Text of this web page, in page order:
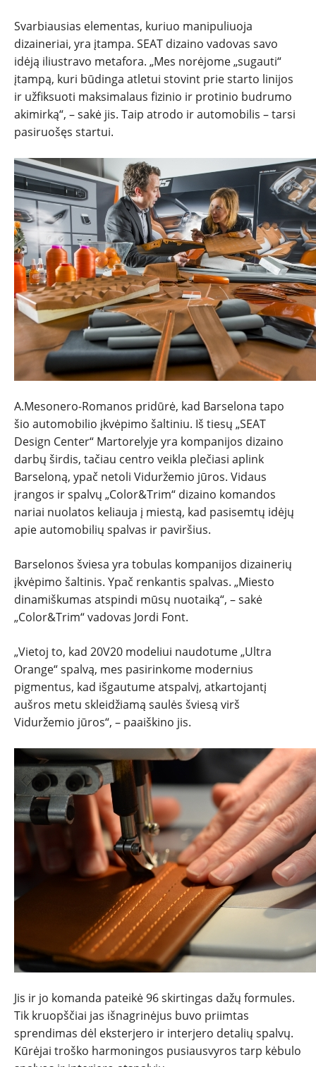
Svarbiausias elementas, kuriuo manipuliuoja
dizaineriai, yra įtampa. SEAT dizaino vadovas savo
idėją iliustravo metafora. „Mes norėjome „sugauti“
įtampą, kuri būdinga atletui stovint prie starto linijos
ir užfiksuoti maksimalaus fizinio ir protinio budrumo
akimirką“, – sakė jis. Taip atrodo ir automobilis – tarsi
pasiruošęs startui.
A.Mesonero-Romanos pridūrė, kad Barselona tapo
šio automobilio įkvėpimo šaltiniu. Iš tiesų „SEAT
Design Center“ Martorelyje yra kompanijos dizaino
darbų širdis, tačiau centro veikla plečiasi aplink
Barseloną, ypač netoli Viduržemio jūros. Vidaus
įrangos ir spalvų „Color&Trim“ dizaino komandos
nariai nuolatos keliauja į miestą, kad pasisemtų idėjų
apie automobilių spalvas ir paviršius.
Barselonos šviesa yra tobulas kompanijos dizainerių
įkvėpimo šaltinis. Ypač renkantis spalvas. „Miesto
dinamiškumas atspindi mūsų nuotaiką“, – sakė
„Color&Trim“ vadovas Jordi Font.
„Vietoj to, kad 20V20 modeliui naudotume „Ultra
Orange“ spalvą, mes pasirinkome modernius
pigmentus, kad išgautume atspalvį, atkartojantį
aušros metu skleidžiamą saulės šviesą virš
Viduržemio jūros“, – paaiškino jis.
Jis ir jo komanda pateikė 96 skirtingas dažų formules.
Tik kruopščiai jas išnagrinėjus buvo priimtas
sprendimas dėl eksterjero ir interjero detalių spalvų.
Kūrėjai troško harmoningos pusiausvyros tarp kėbulo